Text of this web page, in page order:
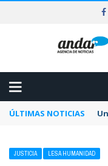
ÚLTIMAS NOTICIAS
JUSTICIA LESA HUMANIDAD